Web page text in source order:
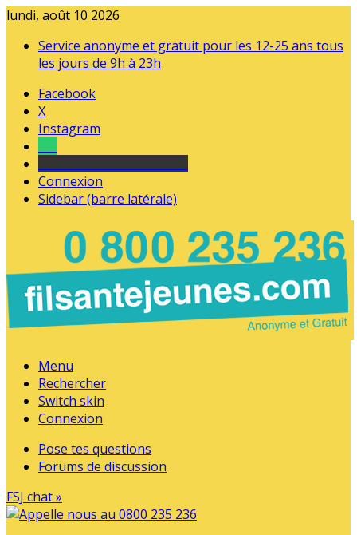
lundi, août 10 2026
Service anonyme et gratuit pour les 12-25 ans tous
les jours de 9h à 23h
Facebook
X
Instagram
Connexion
Sidebar (barre latérale)
Menu
Rechercher
Switch skin
Connexion
Pose tes questions
Forums de discussion
FSJ chat »